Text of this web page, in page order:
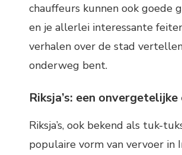
chauffeurs kunnen ook goede
en je allerlei interessante
verhalen over de stad
onderweg bent.
Riksja’s: een
Riksja’s, ook bekend als tuk-
populaire vorm van vervoer in